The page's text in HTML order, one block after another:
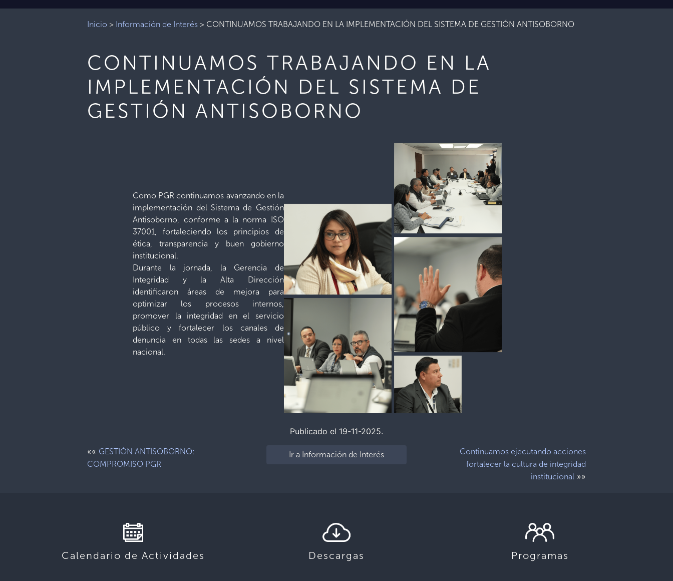
Inicio > Información de Interés > CONTINUAMOS TRABAJANDO EN LA IMPLEMENTACIÓN DEL SISTEMA DE GESTIÓN ANTISOBORNO
CONTINUAMOS TRABAJANDO EN LA
IMPLEMENTACIÓN DEL SISTEMA DE
GESTIÓN ANTISOBORNO
Como PGR continuamos avanzando en la
implementación del Sistema de Gestión
Antisoborno, conforme a la norma ISO
37001, fortaleciendo los principios de
ética, transparencia y buen gobierno
institucional.
Durante la jornada, la Gerencia de
Integridad y la Alta Dirección
identificaron áreas de mejora para
optimizar los procesos internos,
promover la integridad en el servicio
público y fortalecer los canales de
denuncia en todas las sedes a nivel
nacional.
Publicado el 19-11-2025.
«« GESTIÓN ANTISOBORNO:
COMPROMISO PGR
Ir a Información de Interés
Continuamos ejecutando acciones
fortalecer la cultura de integridad
institucional»»
Calendario de Actividades Descargas Programas